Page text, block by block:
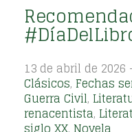
13 de abril de 2026
Clásicos, Fechas
Guerra Civil,
renacentista,